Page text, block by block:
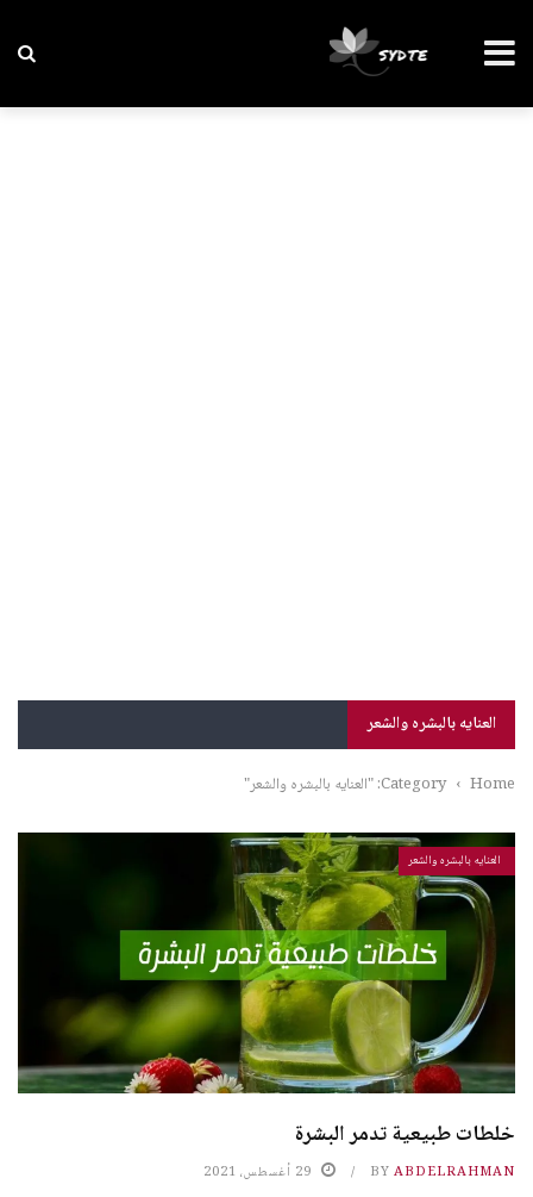
العنايه بالبشره والشعر
Home
› Category: "العنايه بالبشره والشعر"
العنايه بالبشره والشعر
خلطات طبيعية تدمر البشرة
BY ABDELRAHMAN 29 أغسطس، 2021